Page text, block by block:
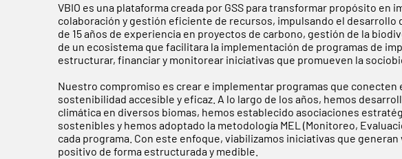
VBIO es una plataforma creada por GSS para transformar propósito
colaboración y gestión eficiente de recursos, impulsando el desarrollo
de 15 años de experiencia en proyectos de carbono, gestión de la
de un ecosistema que facilitara la implementación de programas de
estructurar, financiar y monitorear iniciativas que promueven la
Nuestro compromiso es crear e implementar programas que
sostenibilidad accesible y eficaz. A lo largo de los años, hemos
climática en diversos biomas, hemos establecido asociaciones
sostenibles y hemos adoptado la metodología MEL (Monitoreo,
cada programa. Con este enfoque, viabilizamos iniciativas que
positivo de forma estructurada y medible.